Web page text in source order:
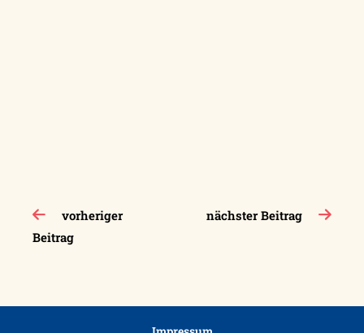
Beitragsnavigation
vorheriger
Beitrag
nächster Beitrag